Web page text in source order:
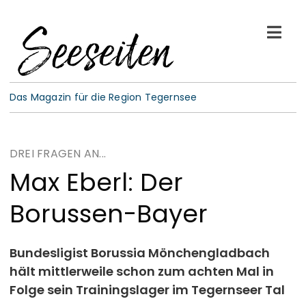
content
See-Leben
Gespräche
E-Paper
ABO
Das Magazin für die Region Tegernsee
DREI FRAGEN AN...
Max Eberl: Der
Borussen-Bayer
Bundesligist Borussia Mönchengladbach
hält mittlerweile schon zum achten Mal in
Folge sein Trainingslager im Tegernseer Tal